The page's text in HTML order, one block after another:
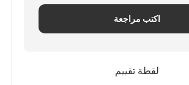
اكتب مراجعة
لقطة تقييم